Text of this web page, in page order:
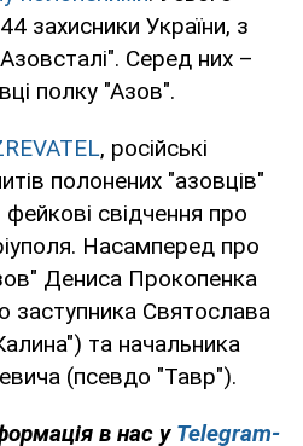
захисники України, з
Серед них –
полку "Азов".
, російські
полонених "азовців"
свідчення про
Насамперед про
Дениса Прокопенка
заступника Святослава
та начальника
(псевдо "Тавр").
в нас у Telegram-